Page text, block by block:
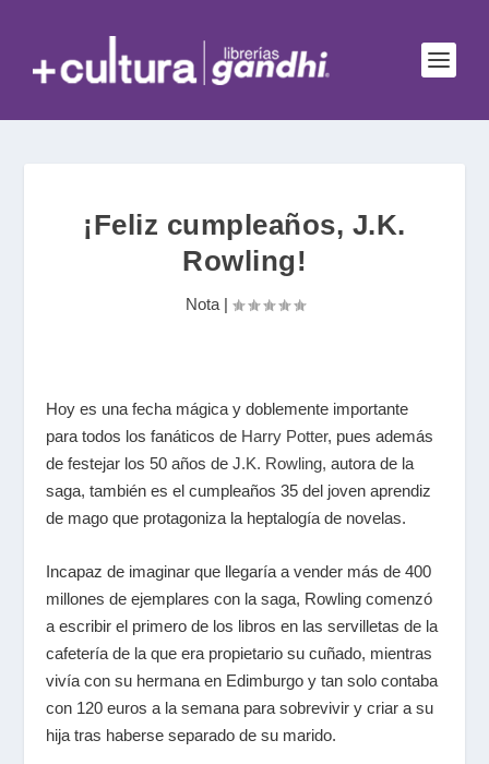
¡Feliz cumpleaños, J.K.
Rowling!
Nota|
Hoy es una fecha mágica y doblemente importante
para todos los fanáticos de Harry Potter, pues además
de festejar los 50 años deJ.K. Rowling, autora de la
saga, también es el cumpleaños 35 del joven aprendiz
de mago que protagoniza la heptalogía de novelas.
Incapaz de imaginar que llegaría a vender más de 400
millones de ejemplares con la saga, Rowling comenzó
a escribir el primero de los libros en las servilletas de la
cafetería de la que era propietario su cuñado, mientras
vivía con su hermana en Edimburgo y tan solo contaba
con 120 euros a la semana para sobrevivir y criar a su
hija tras haberse separado de su marido.